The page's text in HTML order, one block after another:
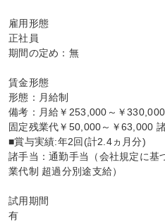
雇用形態
正社員
期間の定め：無
賃金形態
形態：月給制
備考：月給￥253,000～￥
固定残業代￥50,000～￥63,000
■賞与実績:年2回(計2.4ヵ月分)
諸手当：通勤手当（会社規定に基
業代制 超過分別途支給）
試用期間
有